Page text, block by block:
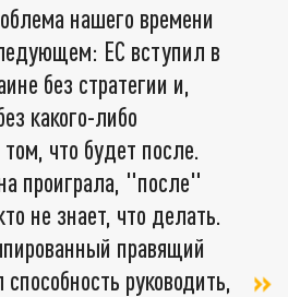
нашего времени
ЕС вступил в
без стратегии и,
какого-либо
что будет после.
проиграла, "после"
не знает, что делать.
правящий
руководить,